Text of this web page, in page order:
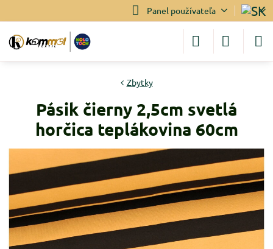
Panel používateľa
Zbytky
Pásik čierny 2,5cm svetlá
horčica teplákovina 60cm